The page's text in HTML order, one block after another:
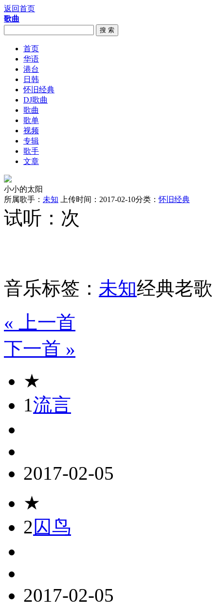
返回首页
歌曲
搜 索
首页
华语
港台
日韩
怀旧经典
DJ歌曲
歌曲
歌单
视频
专辑
歌手
文章
小小的太阳
所属歌手： 未知 上传时间：2017-02-10分类：怀旧经典
试听： 次
音乐标签： 未知经典老歌
« 上一首
下一首 »
★
1流言
2017-02-05
★
2囚鸟
2017-02-05